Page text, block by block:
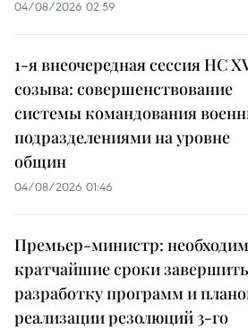
04/08/2026 02:59
1-я внеочередная сессия НС
созыва: совершенствование
системы командования
подразделениями на уровне
общин
04/08/2026 01:46
Премьер-министр:
кратчайшие сроки завершить
разработку программ и
реализации резолюций 3-го